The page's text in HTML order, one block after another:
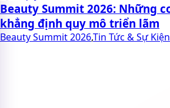
Beauty Summit 2026: Những
khẳng định quy mô triển lãm
Beauty Summit 2026,Tin Tức & Sự Kiện